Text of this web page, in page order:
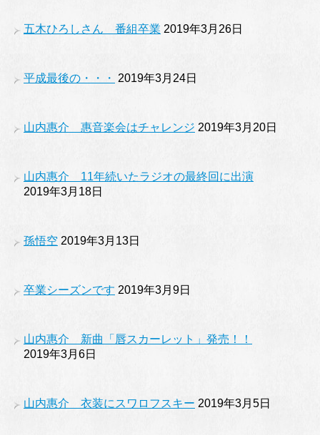
五木ひろしさん 番組卒業 2019年3月26日
平成最後の・・・ 2019年3月24日
山内惠介 惠音楽会はチャレンジ 2019年3月20日
山内惠介 11年続いたラジオの最終回に出演
2019年3月18日
孫悟空 2019年3月13日
卒業シーズンです 2019年3月9日
山内惠介 新曲「唇スカーレット」発売！！
2019年3月6日
山内惠介 衣装にスワロフスキー 2019年3月5日